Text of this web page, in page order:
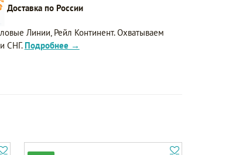
Доставка по России
Линии, Рейл Континент. Охватываем
СНГ. Подробнее →